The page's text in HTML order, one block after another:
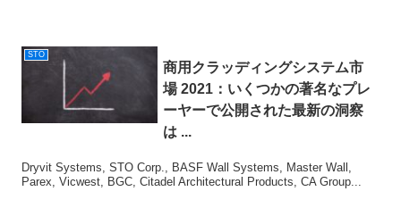
STO
商用クラッディングシステム市
場 2021：いくつかの著名なプレ
ーヤーで公開された最新の洞察
は ...
Dryvit Systems, STO Corp., BASF Wall Systems, Master Wall,
Parex, Vicwest, BGC, Citadel Architectural Products, CA Group...